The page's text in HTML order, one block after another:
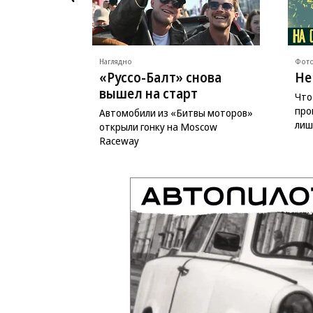
Наглядно
«Руссо-Балт» снова
вышел на старт
Автомобили из «Битвы моторов»
открыли гонку на Moscow
Raceway